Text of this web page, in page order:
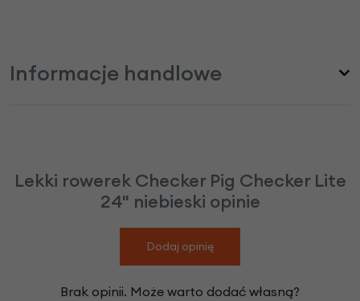
Informacje handlowe
Lekki rowerek Checker Pig Checker Lite
24" niebieski opinie
Dodaj opinię
Brak opinii. Może warto dodać własną?